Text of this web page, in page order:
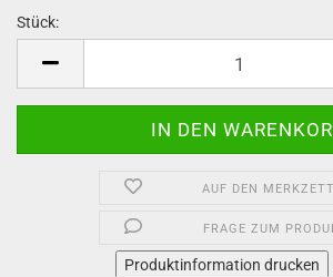
Stück:
AUF DEN
FRAGE ZUM
Produktinformation drucken